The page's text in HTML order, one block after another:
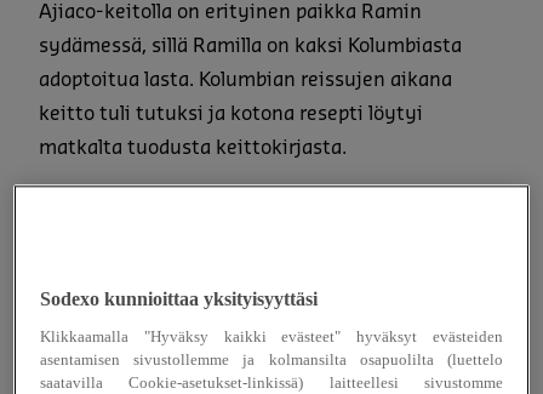
Ajiaco-keitolla on erityinen paikka Ramin
sydämessä, sillä Ramilla on kaksi Kolumbiasta
adoptoitua lasta. Kolumbian reissujen aikana
keitto tuli tutuksi ja kotona resepti löytyi
matkalta tuodusta keittokirjasta.
Guascas-yrttiä ei tältä puolelta palloa juurikaan
saa, mutta Rami on työstänyt reseptin uudelle
tasolle, jotta maku on taattu ilmankin.
Sodexo kunnioittaa yksityisyyttäsi
Klikkaamalla "Hyväksy kaikki evästeet" hyväksyt evästeiden
asentamisen sivustollemme ja kolmansilta osapuolilta (luettelo
saatavilla Cookie-asetukset-linkissä) laitteellesi sivustomme